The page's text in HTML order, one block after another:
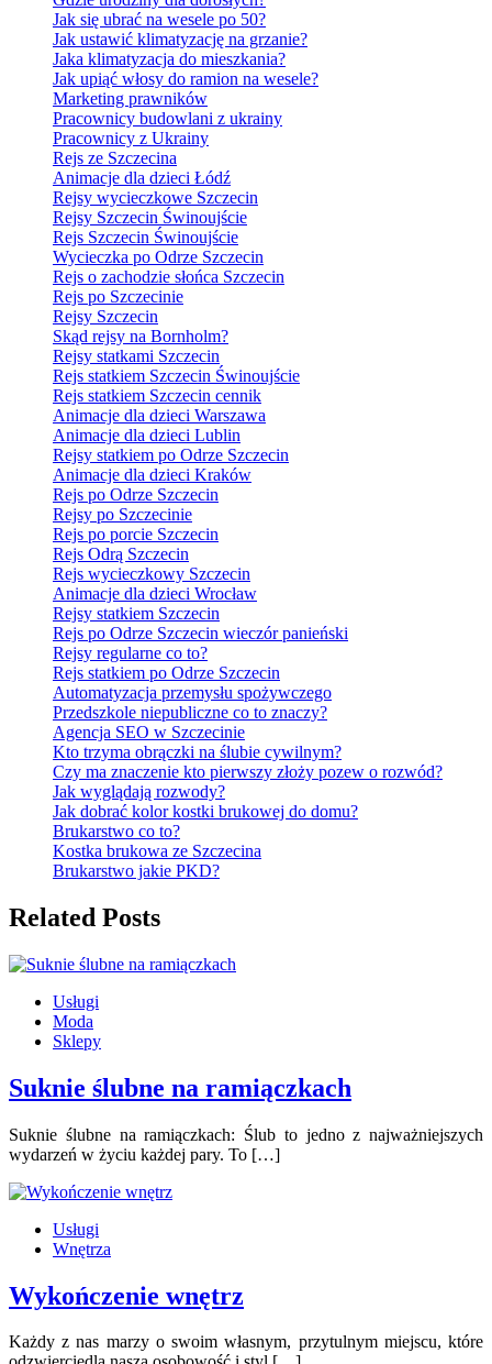
Jak się ubrać na wesele po 50?
Jak ustawić klimatyzację na grzanie?
Jaka klimatyzacja do mieszkania?
Jak upiąć włosy do ramion na wesele?
Marketing prawników
Pracownicy budowlani z ukrainy
Pracownicy z Ukrainy
Rejs ze Szczecina
Animacje dla dzieci Łódź
Rejsy wycieczkowe Szczecin
Rejsy Szczecin Świnoujście
Rejs Szczecin Świnoujście
Wycieczka po Odrze Szczecin
Rejs o zachodzie słońca Szczecin
Rejs po Szczecinie
Rejsy Szczecin
Skąd rejsy na Bornholm?
Rejsy statkami Szczecin
Rejs statkiem Szczecin Świnoujście
Rejs statkiem Szczecin cennik
Animacje dla dzieci Warszawa
Animacje dla dzieci Lublin
Rejsy statkiem po Odrze Szczecin
Animacje dla dzieci Kraków
Rejs po Odrze Szczecin
Rejsy po Szczecinie
Rejs po porcie Szczecin
Rejs Odrą Szczecin
Rejs wycieczkowy Szczecin
Animacje dla dzieci Wrocław
Rejsy statkiem Szczecin
Rejs po Odrze Szczecin wieczór panieński
Rejsy regularne co to?
Rejs statkiem po Odrze Szczecin
Automatyzacja przemysłu spożywczego
Przedszkole niepubliczne co to znaczy?
Agencja SEO w Szczecinie
Kto trzyma obrączki na ślubie cywilnym?
Czy ma znaczenie kto pierwszy złoży pozew o rozwód?
Jak wyglądają rozwody?
Jak dobrać kolor kostki brukowej do domu?
Brukarstwo co to?
Kostka brukowa ze Szczecina
Brukarstwo jakie PKD?
Related Posts
Usługi
Moda
Sklepy
Suknie ślubne na ramiączkach
Suknie ślubne na ramiączkach: Ślub to jedno z najważniejszych
wydarzeń w życiu każdej pary. To […]
Usługi
Wnętrza
Wykończenie wnętrz
Każdy z nas marzy o swoim własnym, przytulnym miejscu, które